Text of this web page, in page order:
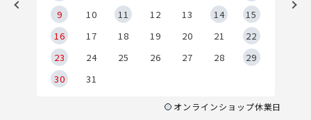
9
10 11 12 13 14
15
16
17 18 19 20 21
22
23
24 25 26 27 28
29
30
31
オンラインショップ休業日